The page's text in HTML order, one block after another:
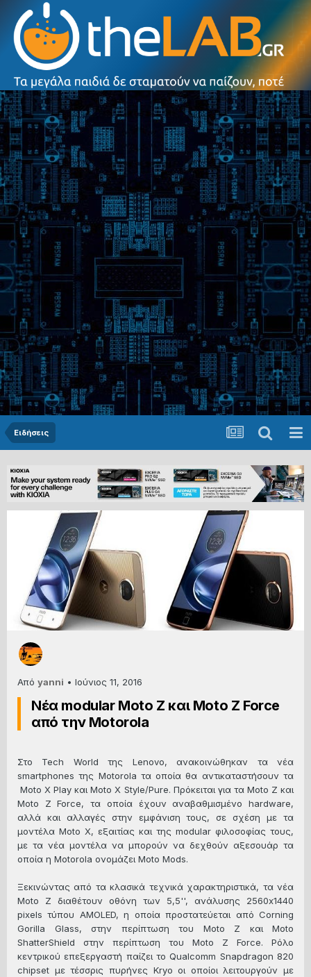
Ειδήσεις
Από yanni • Ιούνιος 11, 2016
Νέα modular Moto Z και Moto Z Force
από την Motorola
Στο Tech World της Lenovo, ανακοινώθηκαν τα νέα
smartphones της Motorola τα οποία θα αντικαταστήσουν τα
Moto X Play και Moto X Style/Pure. Πρόκειται για τα Moto Z και
Moto Z Force, τα οποία έχουν αναβαθμισμένο hardware,
αλλά και αλλαγές στην εμφάνιση τους, σε σχέση με τα
μοντέλα Moto X, εξαιτίας και της modular φιλοσοφίας τους,
με τα νέα μοντέλα να μπορούν να δεχθούν αξεσουάρ τα
οποία η Motorola ονομάζει Moto Mods.
Ξεκινώντας από τα κλασικά τεχνικά χαρακτηριστικά, τα νέα
Moto Z διαθέτουν οθόνη των 5,5'', ανάλυσης 2560x1440
pixels τύπου AMOLED, η οποία προστατεύεται από Corning
Gorilla Glass, στην περίπτωση του Moto Z και Moto
ShatterShield στην περίπτωση του Moto Z Force. Ρόλο
κεντρικού επεξεργαστή παίζει το Qualcomm Snapdragon 820
chipset με τέσσρις πυρήνες Kryo οι οποίοι λειτουργούν με